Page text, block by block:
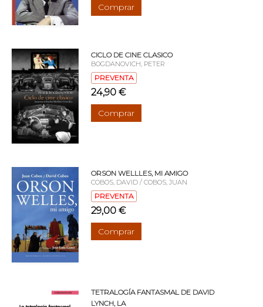
Comprar
CICLO DE CINE CLASICO
BOGDANOVICH, PETER
PREVENTA
24,90 €
Comprar
ORSON WELLLES, MI AMIGO
COBOS, DAVID / COBOS, JUAN
PREVENTA
29,00 €
Comprar
TETRALOGÍA FANTASMAL DE DAVID
LYNCH, LA